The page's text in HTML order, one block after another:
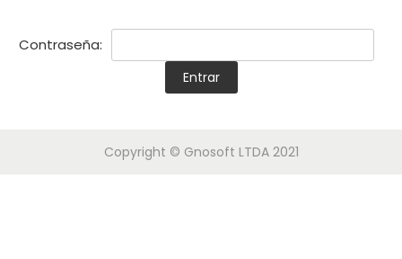
Contraseña:
Copyright © Gnosoft LTDA 2021